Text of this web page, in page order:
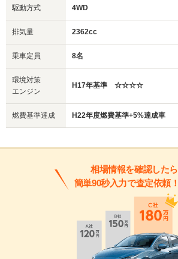
駆動方式 4WD
排気量 2362cc
乗車定員 8名
環境対策
エンジン
H17年基準 ☆☆☆☆
燃費基準達成 H22年度燃費基準+5%達成車
相場情報を確認したら
簡単90秒入力で査定依頼！